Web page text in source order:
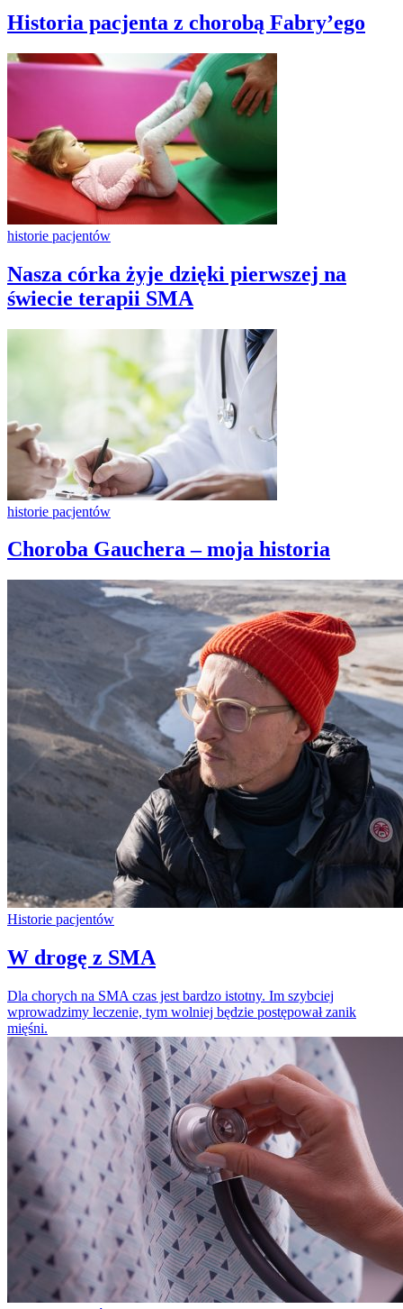
Historia pacjenta z chorobą Fabry’ego
historie pacjentów
Nasza córka żyje dzięki pierwszej na
świecie terapii SMA
historie pacjentów
Choroba Gauchera – moja historia
Historie pacjentów
W drogę z SMA
Dla chorych na SMA czas jest bardzo istotny. Im szybciej
wprowadzimy leczenie, tym wolniej będzie postępował zanik
mięśni.